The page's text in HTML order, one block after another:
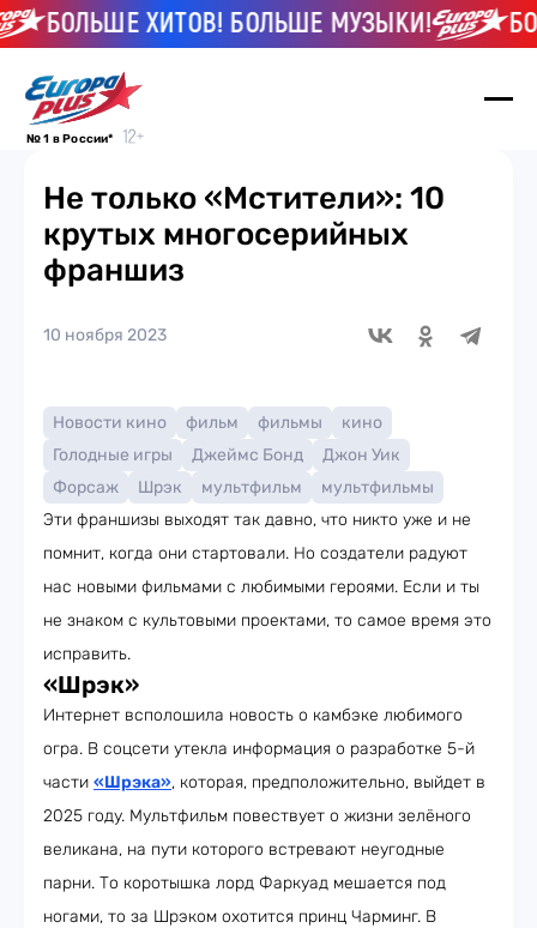
БОЛЬШЕ ХИТОВ! БОЛЬШЕ МУЗЫКИ!
№ 1 в России*
Не только «Мстители»: 10
крутых многосерийных
франшиз
10 ноября 2023
Новости кино фильм фильмы
кино
Голодные игры
Джеймс Бонд
Джон Уик
Форсаж
Шрэк мультфильм
мультфильмы
Эти франшизы выходят так давно, что никто уже и не
помнит, когда они стартовали. Но создатели радуют
нас новыми фильмами с любимыми героями. Если и ты
не знаком с культовыми проектами, то самое время это
исправить.
«Шрэк»
Интернет всполошила новость о камбэке любимого
огра. В соцсети утекла информация о разработке 5-й
части «Шрэка», которая, предположительно, выйдет в
2025 году. Мультфильм повествует о жизни зелёного
великана, на пути которого встревают неугодные
парни. То коротышка лорд Фаркуад мешается под
ногами, то за Шрэком охотится принц Чарминг. В